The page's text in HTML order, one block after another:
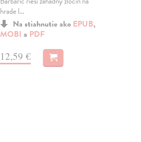
hrade l...
Na stiahnutie ako EPUB,
MOBI a PDF
12,59 €